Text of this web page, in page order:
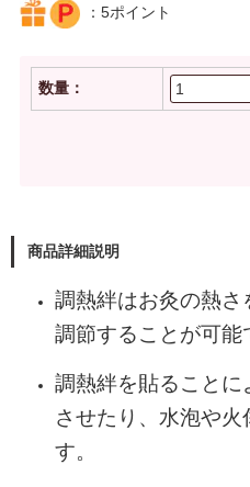
：5ポイント
数量：
商品詳細説明
調熱絆はお灸の熱さ
調節することが可能
調熱絆を貼ること
させたり、水泡や火
す。